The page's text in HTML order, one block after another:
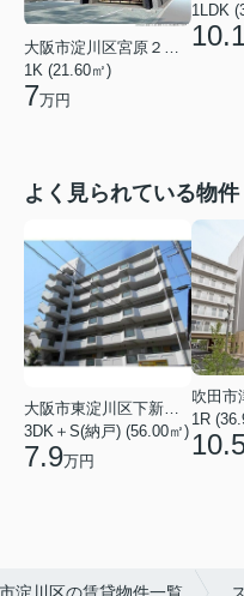
大阪市淀川区宮原２丁目
1K (21.60㎡)
7万円
1LDK
よく見られている物件
大阪市東淀川区下新庄２丁目
3DK＋S(納戸) (56.00㎡)
7.9万円
吹田市
1R
淀川区の賃貸物件一覧